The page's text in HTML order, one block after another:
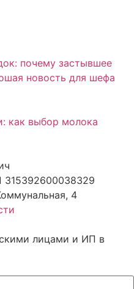
почему застывшее
новость для шефа
как выбор молока
4
лицами и ИП в